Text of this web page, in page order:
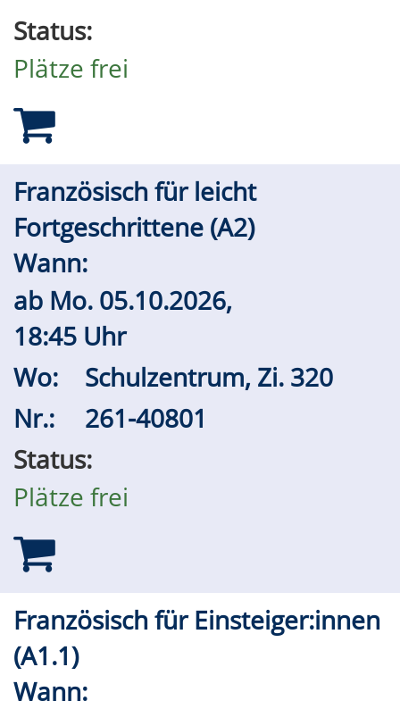
Status:
Plätze frei
Französisch für leicht
Fortgeschrittene (A2)
Wann:
ab Mo. 05.10.2026,
18:45 Uhr
Wo:
Schulzentrum, Zi. 320
Nr.:
261-40801
Status:
Plätze frei
Französisch für Einsteiger:innen
(A1.1)
Wann: